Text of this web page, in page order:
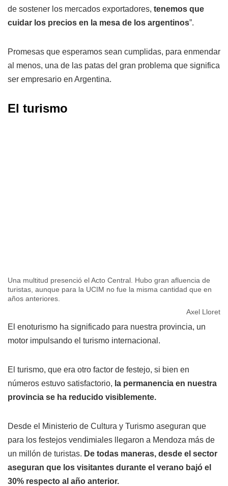
de sostener los mercados exportadores, tenemos que
cuidar los precios en la mesa de los argentinos”.
Promesas que esperamos sean cumplidas, para enmendar
al menos, una de las patas del gran problema que significa
ser empresario en Argentina.
El turismo
Una multitud presenció el Acto Central. Hubo gran afluencia de
turistas, aunque para la UCIM no fue la misma cantidad que en
años anteriores.
Axel Lloret
El enoturismo ha significado para nuestra provincia, un
motor impulsando el turismo internacional.
El turismo, que era otro factor de festejo, si bien en
números estuvo satisfactorio, la permanencia en nuestra
provincia se ha reducido visiblemente.
Desde el Ministerio de Cultura y Turismo aseguran que
para los festejos vendimiales llegaron a Mendoza más de
un millón de turistas. De todas maneras, desde el sector
aseguran que los visitantes durante el verano bajó el
30% respecto al año anterior.